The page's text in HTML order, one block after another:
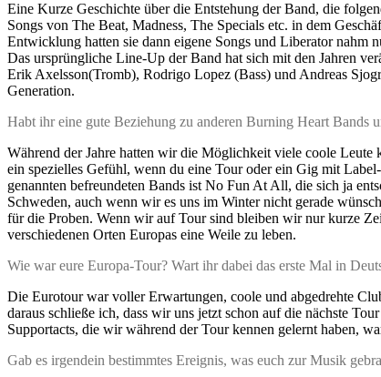
Eine Kurze Geschichte über die Entstehung der Band, die
Songs von The Beat, Madness, The Specials etc. in dem
Entwicklung hatten sie dann eigene Songs und Liberator nahm
Das ursprüngliche Line-Up der Band hat sich mit den Jahren
Erik Axelsson(Tromb), Rodrigo Lopez (Bass) und Andreas
Generation.
Habt ihr eine gute Beziehung zu anderen Burning Heart Bands
Während der Jahre hatten wir die Möglichkeit viele coole
ein spezielles Gefühl, wenn du eine Tour oder ein Gig mit
genannten befreundeten Bands ist No Fun At All, die sich ja
Schweden, auch wenn wir es uns im Winter nicht gerade
für die Proben. Wenn wir auf Tour sind bleiben wir nur kurze
verschiedenen Orten Europas eine Weile zu leben.
Wie war eure Europa-Tour? Wart ihr dabei das erste Mal in
Die Eurotour war voller Erwartungen, coole und abgedrehte
daraus schließe ich, dass wir uns jetzt schon auf die nächste
Supportacts, die wir während der Tour kennen gelernt haben,
Gab es irgendein bestimmtes Ereignis, was euch zur Musik